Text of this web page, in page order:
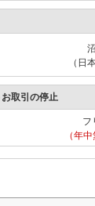
（日
取引の停止
フ
（年